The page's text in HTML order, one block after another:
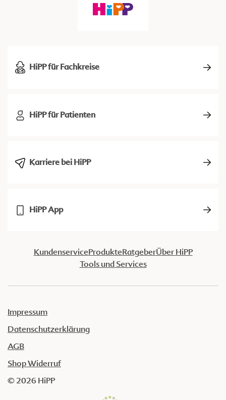
HiPP für Fachkreise
HiPP für Patienten
Karriere bei HiPP
HiPP App
KundenserviceProdukteRatgeberÜber HiPP
Tools und Services
Impressum
Datenschutzerklärung
AGB
Shop Widerruf
© 2026 HiPP